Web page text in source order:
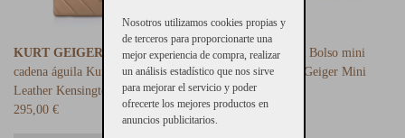
KURT GEIGER Bolso piel
cadena águila Kurt Geiger
Leather Kensington Camel
295,00 €
KURT GEIGER
Bolso mini
cadena piel Kurt Geiger Mini
Kensington
215,00 €
Nosotros utilizamos cookies propias y
de terceros para proporcionarte una
mejor experiencia de compra, realizar
un análisis estadístico que nos sirve
para mejorar el servicio y poder
ofrecerte los mejores productos en
anuncios publicitarios.